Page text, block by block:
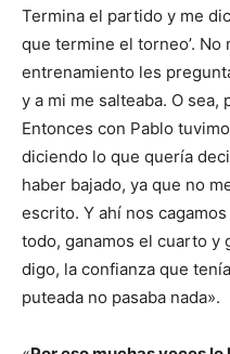
Termina el partido y me
que termine el torneo’. No
entrenamiento les
y a mi me salteaba. O
Entonces con Pablo
diciendo lo que quería
haber bajado, ya que no
escrito. Y ahí nos
todo, ganamos el cuarto y
digo, la confianza que
puteada no pasaba nada».